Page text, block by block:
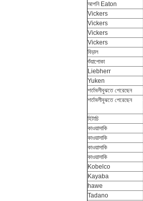
আপনি Eaton
Vickers
Vickers
Vickers
Vickers
বিড়াল
শুঁয়াপোকা
Liebherr
Yuken
শর্তাবলীবুঝতে পেরেছেন
শর্তাবলীবুঝতে পেরেছেন
হিটাচি
কাওয়াসাকি
কাওয়াসাকি
কাওয়াসাকি
কাওয়াসাকি
Kobelco
Kayaba
hawe
Tadano